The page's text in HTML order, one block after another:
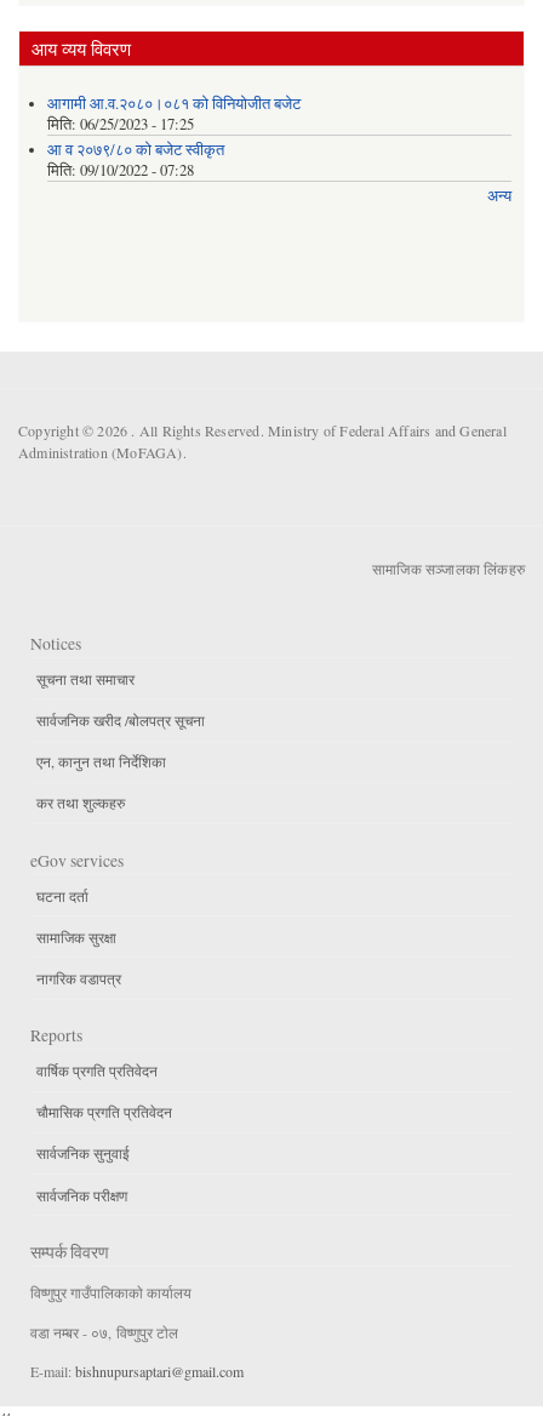
आय व्यय विवरण
आगामी आ.व.२०८०।०८१ को विनियोजीत बजेट
मिति: 06/25/2023 - 17:25
आ व २०७९/८० को बजेट स्वीकृत
मिति: 09/10/2022 - 07:28
अन्य
Copyright © 2026 . All Rights Reserved. Ministry of Federal Affairs and General
Administration (MoFAGA).
सामाजिक सञ्जालका लिंकहरु
Notices
सूचना तथा समाचार
सार्वजनिक खरीद /बोलपत्र सूचना
एन, कानुन तथा निर्देशिका
कर तथा शुल्कहरु
eGov services
घटना दर्ता
सामाजिक सुरक्षा
नागरिक वडापत्र
Reports
वार्षिक प्रगति प्रतिवेदन
चौमासिक प्रगति प्रतिवेदन
सार्वजनिक सुनुवाई
सार्वजनिक परीक्षण
सम्पर्क विवरण
विष्णुपुर गाउँपालिकाकाे कार्यालय
वडा न‌म्बर - ०७, विष्णुपुर टाेल
E-mail: bishnupursaptari@gmail.com